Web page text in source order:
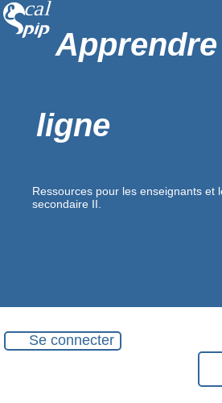
ligne
Ressources pour les enseignants et
secondaire II.
Se connecter